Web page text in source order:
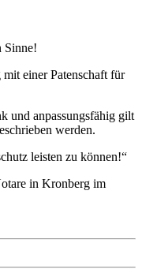
Sinne!
einer Patenschaft für
und anpassungsfähig gilt
werden.
leisten zu können!“
in Kronberg im